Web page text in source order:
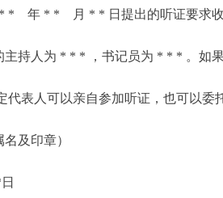
* 年 * * 月 * * 日提出的听证要求收
主持人为 * * * ，书记员为 * * * 。如
代表人可以亲自参加听证，也可以
名及印章）